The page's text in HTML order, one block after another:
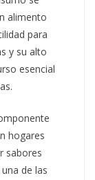
alimento
para
y su alto
esencial
hogares
sabores
de las